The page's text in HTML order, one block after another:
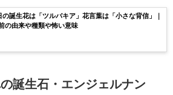
の誕生花は「ツルバキア」花言葉は「小さな背信」｜
の由来や種類や怖い意味
誕生石・エンジェルナン